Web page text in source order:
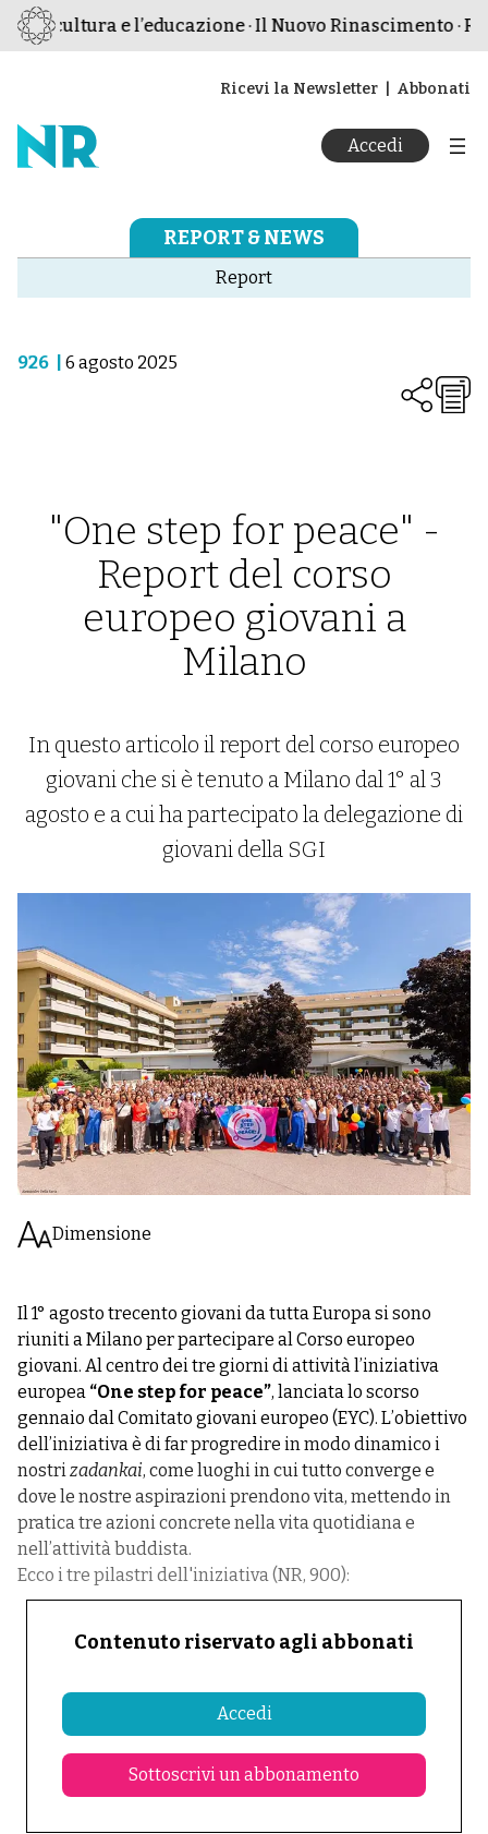
la cultura e l’educazione · Il Nuovo Rinascimento ·
Ricevi la Newsletter Abbonati
Accedi
REPORT & NEWS
Report
926 6 agosto 2025
"One step for peace" -
Report del corso
europeo giovani a
Milano
In questo articolo il report del corso europeo
giovani che si è tenuto a Milano dal 1° al 3
agosto e a cui ha partecipato la delegazione di
giovani della SGI
Dimensione
Il 1° agosto trecento giovani da tutta Europa si sono
riuniti a Milano per partecipare al Corso europeo
giovani. Al centro dei tre giorni di attività l’iniziativa
europea “One step for peace”, lanciata lo scorso
gennaio dal Comitato giovani europeo (EYC). L’obiettivo
dell’iniziativa è di far progredire in modo dinamico i
nostri zadankai, come luoghi in cui tutto converge e
dove le nostre aspirazioni prendono vita, mettendo in
pratica tre azioni concrete nella vita quotidiana e
nell’attività buddista.
Ecco i tre pilastri dell'iniziativa (NR, 900):
Contenuto riservato agli abbonati
Accedi
Sottoscrivi un abbonamento